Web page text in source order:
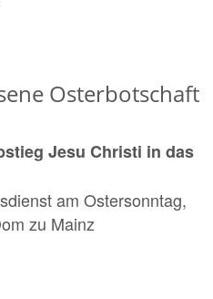
Osterbotschaft
Jesu Christi in das
am Ostersonntag,
zu Mainz